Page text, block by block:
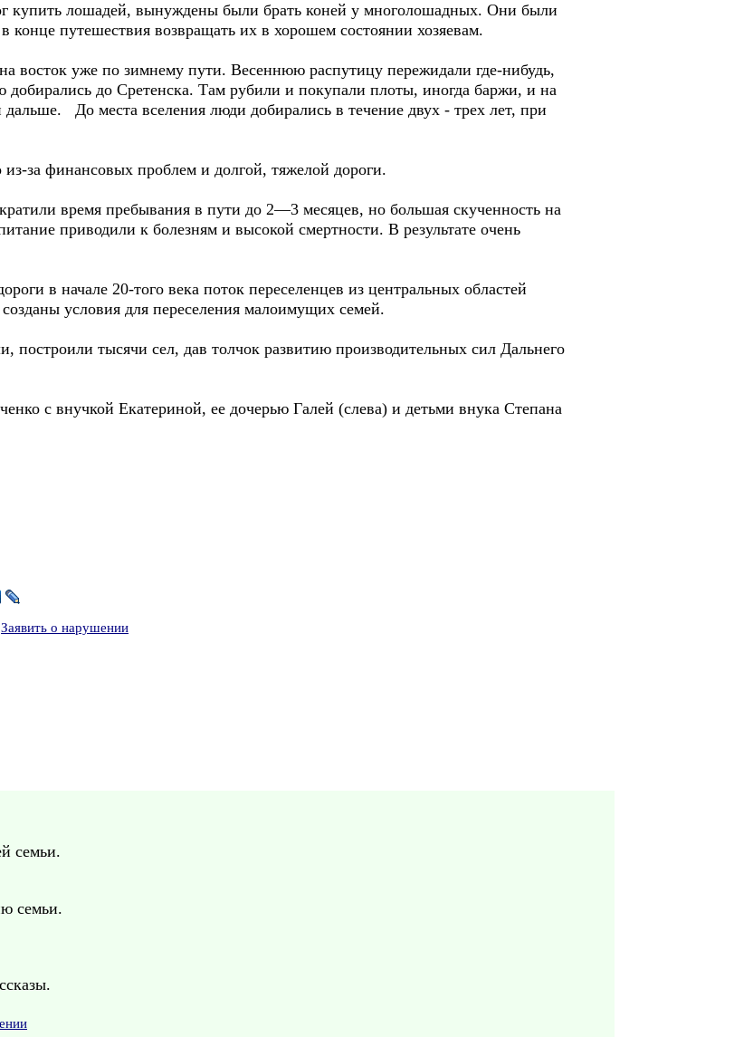
купить лошадей, вынуждены были брать коней у многолошадных. Они были
конце путешествия возвращать их в хорошем состоянии хозяевам.
восток уже по зимнему пути. Весеннюю распутицу пережидали где-нибудь,
добирались до Сретенска. Там рубили и покупали плоты, иногда баржи, и на
До места вселения люди добирались в течение двух - трех лет, при
за финансовых проблем и долгой, тяжелой дороги.
время пребывания в пути до 2—3 месяцев, но большая скученность на
приводили к болезням и высокой смертности. В результате очень
в начале 20-того века поток переселенцев из центральных областей
условия для переселения малоимущих семей.
тысячи сел, дав толчок развитию производительных сил Дальнего
с внучкой Екатериной, ее дочерью Галей (слева) и детьми внука Степана
Заявить о нарушении
семьи.
семьи.